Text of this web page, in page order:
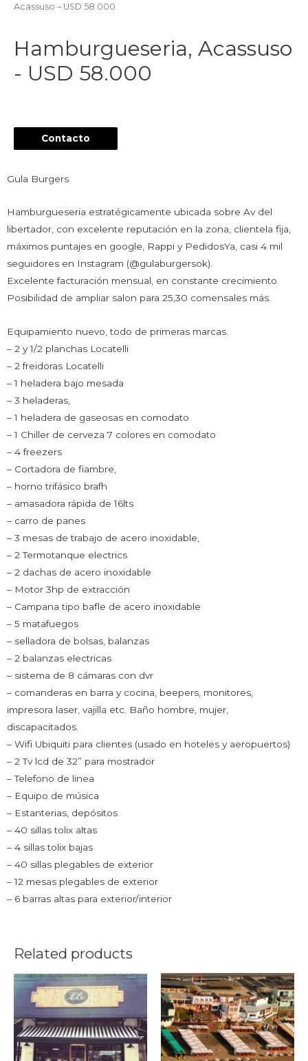
Acassuso – USD 58.000
Hamburgueseria, Acassuso
- USD 58.000
Contacto
Gula Burgers
Hamburgueseria estratégicamente ubicada sobre Av del
libertador, con excelente reputación en la zona, clientela fija,
máximos puntajes en google, Rappi y PedidosYa, casi 4 mil
seguidores en Instagram (@gulaburgersok).
Excelente facturación mensual, en constante crecimiento.
Posibilidad de ampliar salon para 25,30 comensales más.
Equipamiento nuevo, todo de primeras marcas.
– 2 y 1/2 planchas Locatelli
– 2 freidoras Locatelli
– 1 heladera bajo mesada
– 3 heladeras,
– 1 heladera de gaseosas en comodato
– 1 Chiller de cerveza 7 colores en comodato
– 4 freezers
– Cortadora de fiambre,
– horno trifásico brafh
– amasadora rápida de 16lts
– carro de panes
– 3 mesas de trabajo de acero inoxidable,
– 2 Termotanque electrics
– 2 dachas de acero inoxidable
– Motor 3hp de extracción
– Campana tipo bafle de acero inoxidable
– 5 matafuegos
– selladora de bolsas, balanzas
– 2 balanzas electricas
– sistema de 8 cámaras con dvr
– comanderas en barra y cocina, beepers, monitores,
impresora laser, vajilla etc. Baño hombre, mujer,
discapacitados.
– Wifi Ubiquiti para clientes (usado en hoteles y aeropuertos)
– 2 Tv lcd de 32” para mostrador
– Telefono de linea
– Equipo de música
– Estanterias, depósitos
– 40 sillas tolix altas
– 4 sillas tolix bajas
– 40 sillas plegables de exterior
– 12 mesas plegables de exterior
– 6 barras altas para exterior/interior
Related products